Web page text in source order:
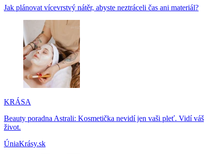
Jak plánovat vícevrstvý nátěr, abyste neztráceli čas ani materiál?
KRÁSA
Beauty poradna Astrali: Kosmetička nevidí jen vaši pleť. Vidí váš
život.
ÚniaKrásy.sk